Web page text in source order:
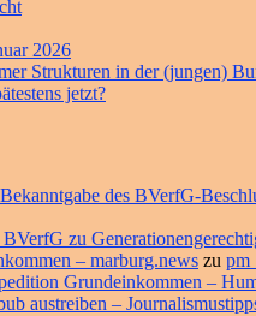
2026
Strukturen in der (jungen)
jetzt?
des BVerfG-
zu
– marburg.news zu pm
Grundeinkommen –
austreiben –